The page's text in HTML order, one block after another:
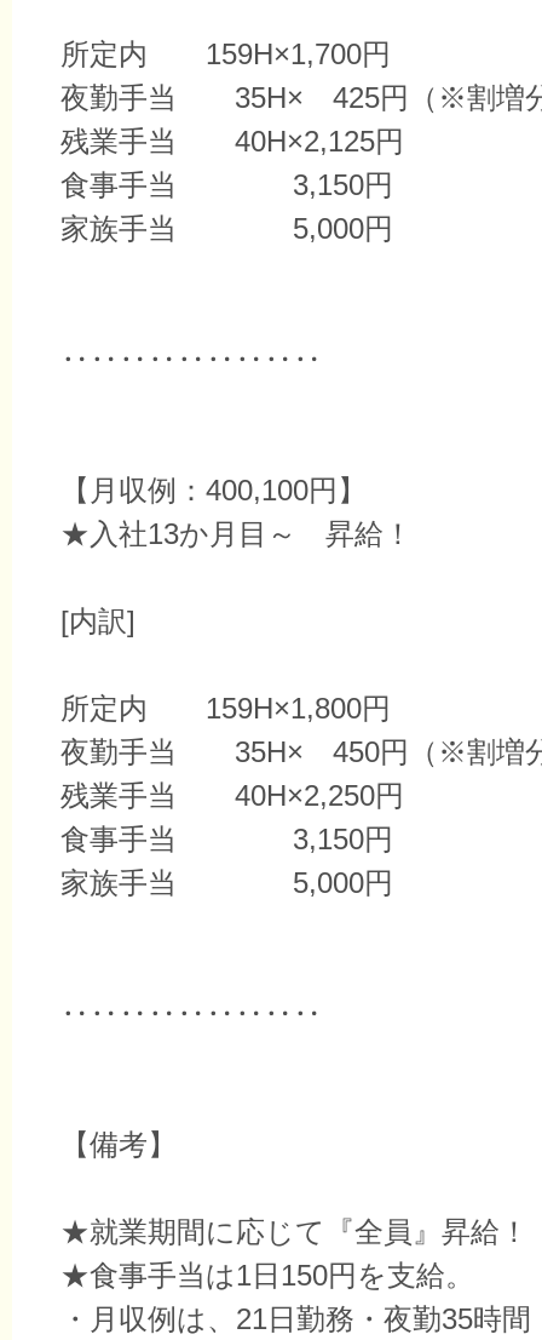
所定内 159H×1,700円
夜勤手当 35H× 425円（※割増
残業手当 40H×2,125円
食事手当 3,150円
家族手当 5,000円
‥‥‥‥‥‥‥‥‥
【月収例：400,100円】
★入社13か月目～ 昇給！
[内訳]
所定内 159H×1,800円
夜勤手当 35H× 450円（※割増
残業手当 40H×2,250円
食事手当 3,150円
家族手当 5,000円
‥‥‥‥‥‥‥‥‥
【備考】
★就業期間に応じて『全員』昇給！
★食事手当は1日150円を支給。
・月収例は、21日勤務・夜勤35時